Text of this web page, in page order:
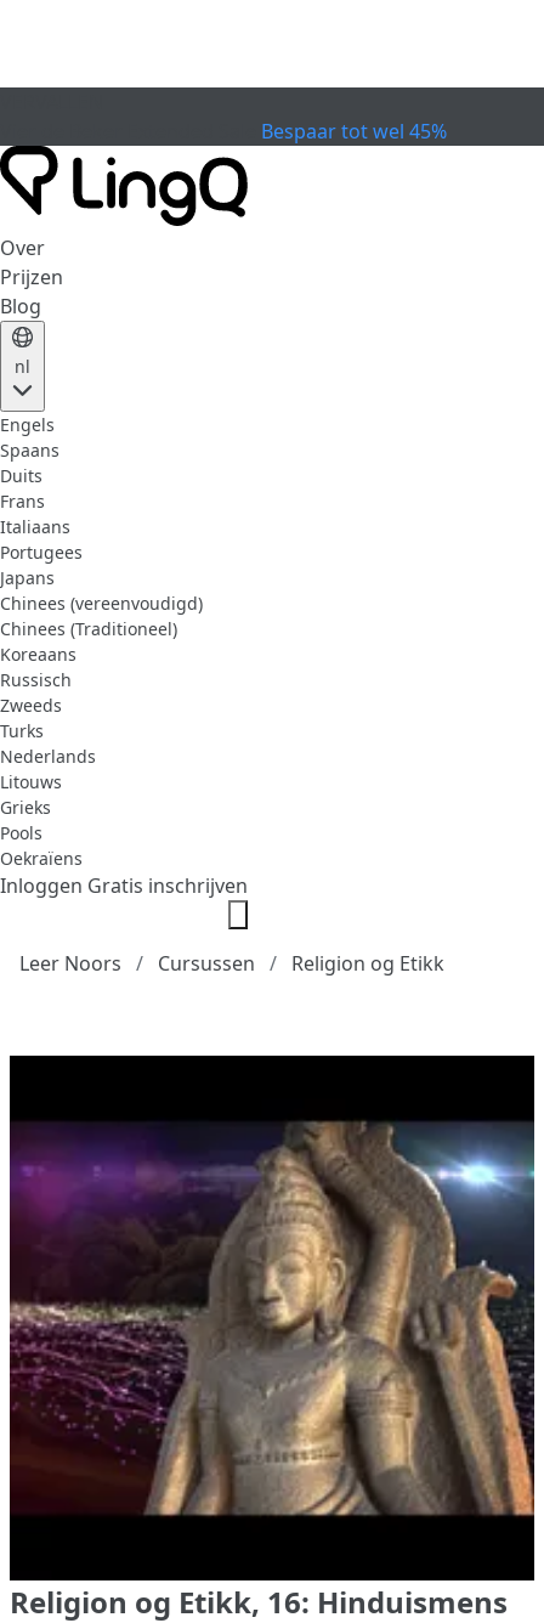
Bespaar tot wel 45%
Over
Prijzen
Blog
nl
Engels
Spaans
Duits
Frans
Italiaans
Portugees
Japans
Chinees (vereenvoudigd)
Chinees (Traditioneel)
Koreaans
Russisch
Zweeds
Turks
Nederlands
Litouws
Grieks
Pools
Oekraïens
Inloggen Gratis inschrijven
Leer Noors Cursussen Religion og Etikk
Religion og Etikk, 16: Hinduismens